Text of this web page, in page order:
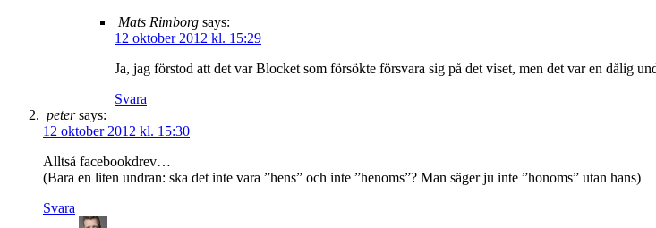
Mats Rimborg says:
12 oktober 2012 kl. 15:29
Ja, jag förstod att det var Blocket som försökte försvara sig på det viset, men det var en dålig
Svara
peter says:
12 oktober 2012 kl. 15:30
Alltså facebookdrev…
(Bara en liten undran: ska det inte vara ”hens” och inte ”henoms”? Man säger ju inte ”honoms” utan hans)
Svara